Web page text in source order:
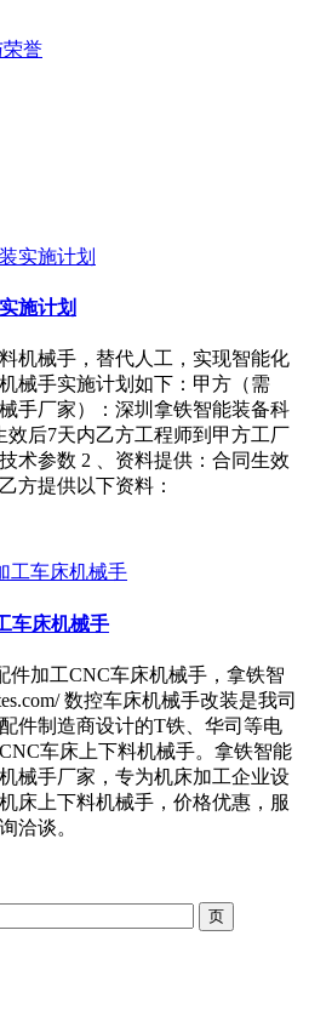
誉
施计划
机械手，替代人工，实现智能化
械手实施计划如下：甲方（需
手厂家）：深圳拿铁智能装备科
效后7天内乙方工程师到甲方工厂
术参数 2 、资料提供：合同生效
方提供以下资料：
车床机械手
件加工CNC车床机械手，拿铁智
数控车床机械手改装是我司
件制造商设计的T铁、华司等电
车床上下料机械手。拿铁智能
械手厂家，专为机床加工企业设
床上下料机械手，价格优惠，服
洽谈。